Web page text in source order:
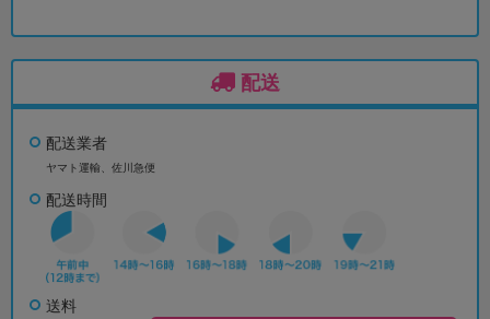
配送
配送業者
ヤマト運輸、佐川急便
配送時間
送料